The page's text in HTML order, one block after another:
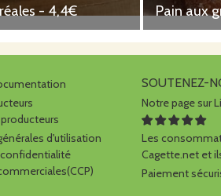
- 4,4€ Pain aux
d'utilisation
SOUTENEZ-
Notre page sur
Les
Cagette.net et
Paiement